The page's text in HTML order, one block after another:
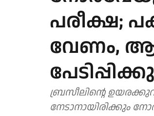
പരീക്ഷ;
വേണം, ആ
ബ്രസീലിന്റെ
നേടാനായിരിക്കും